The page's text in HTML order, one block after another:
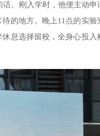
。刚入学时，他便主动申
的地方。晚上11点的实验
息选择留校，全身心投入